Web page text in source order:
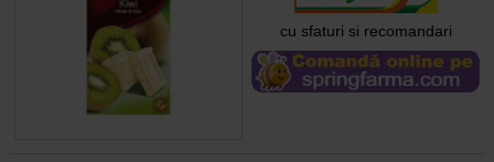
cu sfaturi si recomandari